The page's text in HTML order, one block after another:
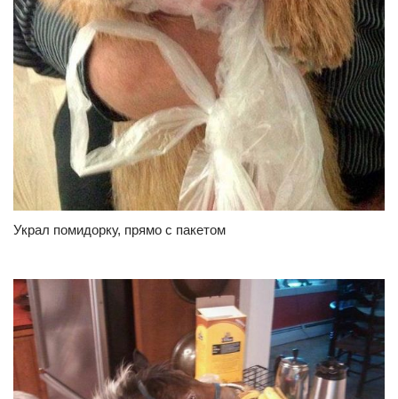
Украл помидорку, прямо с пакетом